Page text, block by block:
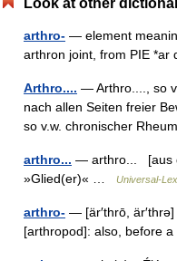
Look at other
arthro- — element
arthron joint, from PIE
Arthro.... — Arthro...., so
nach allen Seiten freier
so v.w. chronischer
arthro... — arthro... [aus
»Glied(er)« …
Universal-
arthro- — [är′thrō,
[arthropod]: also, before